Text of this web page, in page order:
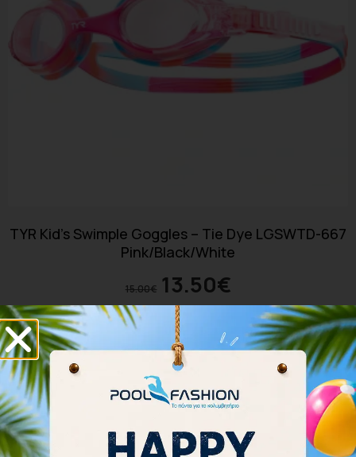
TYR Kid’s Swimple Goggles – Tie Dye LGSWTD-667
Pink/Black/White
15.00€ 13.50€
Προσθήκη στο καλάθι